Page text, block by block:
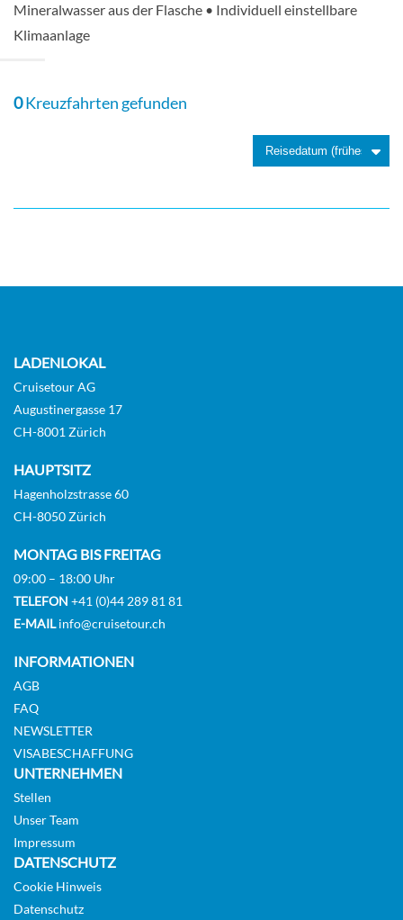
Mineralwasser aus der Flasche • Individuell einstellbare
Klimaanlage
0Kreuzfahrten gefunden
LADENLOKAL
Cruisetour AG
Augustinergasse 17
CH-8001 Zürich
HAUPTSITZ
Hagenholzstrasse 60
CH-8050 Zürich
MONTAG BIS FREITAG
09:00 – 18:00 Uhr
TELEFON +41 (0)44 289 81 81
E-MAILinfo@cruisetour.ch
INFORMATIONEN
AGB
FAQ
NEWSLETTER
VISABESCHAFFUNG
UNTERNEHMEN
Stellen
Unser Team
Impressum
DATENSCHUTZ
Cookie Hinweis
Datenschutz